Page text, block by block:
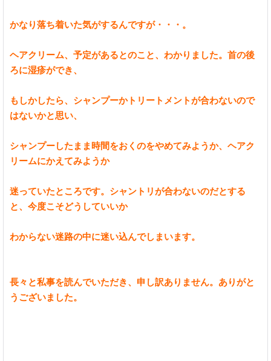
かなり落ち着いた気がするんですが・・・。
ヘアクリーム、予定があるとのこと、わかりました。首の後
ろに湿疹ができ、
もしかしたら、シャンプーかトリートメントが合わないので
はないかと思い、
シャンプーしたまま時間をおくのをやめてみようか、ヘアク
リームにかえてみようか
迷っていたところです。シャントリが合わないのだとする
と、今度こそどうしていいか
わからない迷路の中に迷い込んでしまいます。
長々と私事を読んでいただき、申し訳ありません。ありがと
うございました。